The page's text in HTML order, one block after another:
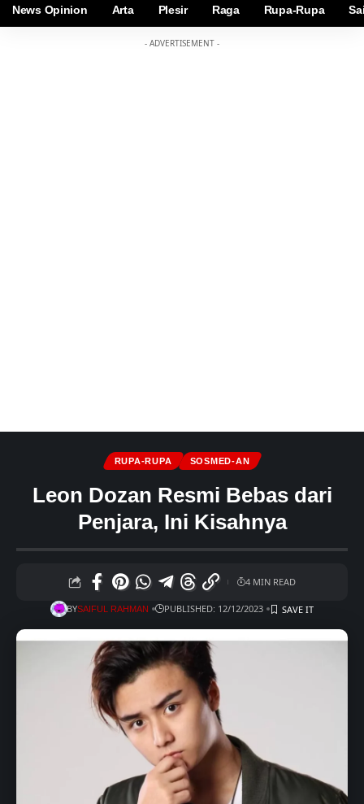
News Opinion Arta Plesir Raga Rupa-Rupa
- ADVERTISEMENT -
RUPA-RUPA SOSMED-AN
Leon Dozan Resmi Bebas dari
Penjara, Ini Kisahnya
BYSAIFUL RAHMAN PUBLISHED: 12/12/2023
4 MIN READ